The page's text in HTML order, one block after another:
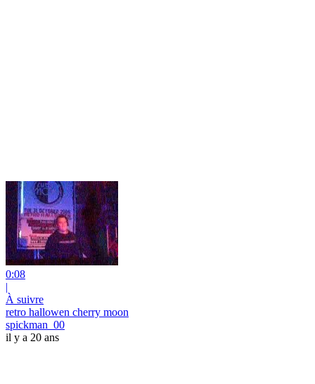
0:08
|
À suivre
retro hallowen cherry moon
spickman_00
il y a 20 ans